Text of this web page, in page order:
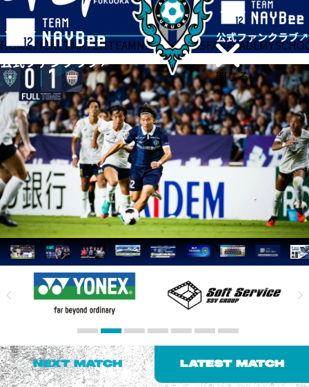
閉じる
HOMETICKETMATCHTEAMNEWSGOODSFANACADEMY
NEXT MATCH LATEST MATCH